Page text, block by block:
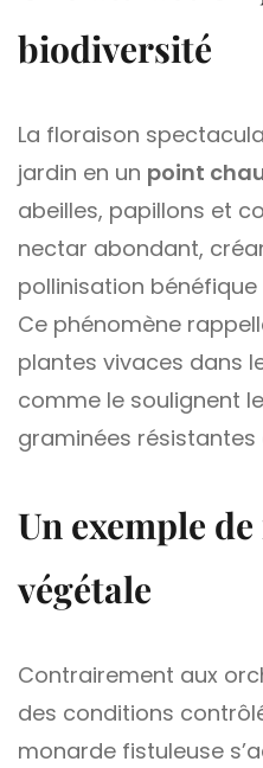
biodiversité
La floraison
jardin en un point
abeilles, papillons et
nectar abondant,
pollinisation
Ce phénomène
plantes vivaces dans
comme le soulignent
graminées résistantes
Un exemple
végétale
Contrairement aux
des conditions
monarde fistuleuse